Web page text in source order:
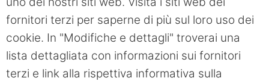
fornitori terzi per saperne di più sul loro uso dei
cookie. In "Modifiche e dettagli" troverai una
lista dettagliata con informazioni sui fornitori
terzi e link alla rispettiva informativa sulla